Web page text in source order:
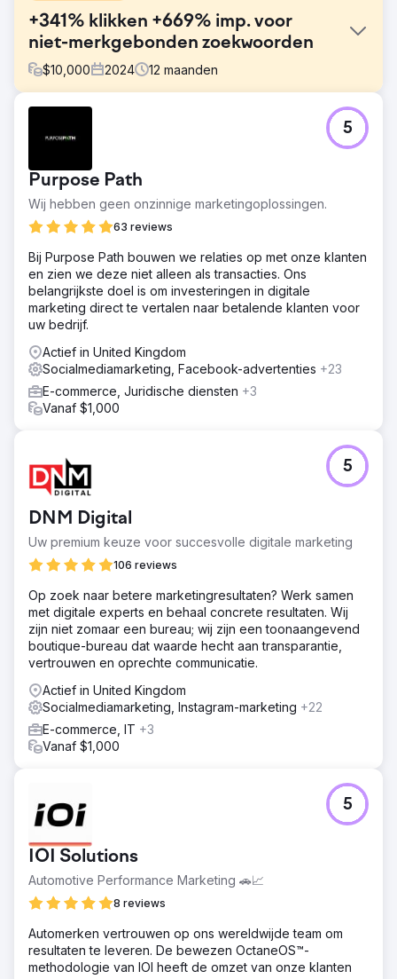
+341% klikken +669% imp. voor
niet-merkgebonden zoekwoorden
$10,000 2024 12 maanden
stimuleren, maar miste de SEO-basisprincipes. Een snelle
audit bracht ontbrekende redirects, slechte metadata,
crawldoelen met een lage waarde, niet-geoptimaliseerde
afbeeldingen en magere categoriecontent aan het licht.
We hebben ons gericht op het verbeteren van de on-site
SEO, het optimaliseren van afbeeldingen en het
verbeteren van categoriepagina's om de zichtbaarheid in
merkloze zoekopdrachten te vergroten.
Oplossing
We hebben een Semrush site audit uitgevoerd om
problemen zoals dubbele content, gebroken links, 404-
fouten en JavaScript-problemen op te lossen.
Concurrentieonderzoek bracht de belangrijkste
verkeersbronnen en best presterende zoekwoorden aan
het licht, met een focus op merkloze zoekopdrachten.
Position Tracking monitorde de zoekwoordrangschikking
schadelijke backlinks verwijderd om de spamscore van
de site te verlagen en de SEO-gezondheid te
verbeteren.
Resultaat
Kompozit Pazari publiceerde meer dan 50 SEO-
geoptimaliseerde categoriepagina's en meer dan 15
blogposts. Ondanks infrastructurele uitdagingen werden
veel technische problemen opgelost door voortdurende
communicatie. Dankzij consistente contentinspanningen
steeg de zichtbaarheid met 9,94%, de conversieratio met
2,89%, het aantal transacties met 93% en de omzet met
1188%.
Naar bureaupagina
Purpose Path
Wij hebben geen onzinnige marketingoplossingen.
63 reviews
5
Bij Purpose Path bouwen we relaties op met onze klanten
en zien we deze niet alleen als transacties. Ons
belangrijkste doel is om investeringen in digitale
marketing direct te vertalen naar betalende klanten voor
uw bedrijf.
Actief in United Kingdom
Socialmediamarketing, Facebook-advertenties +23
E-commerce, Juridische diensten +3
Vanaf $1,000
DNM Digital
Uw premium keuze voor succesvolle digitale marketing
106 reviews
5
Op zoek naar betere marketingresultaten? Werk samen
met digitale experts en behaal concrete resultaten. Wij
zijn niet zomaar een bureau; wij zijn een toonaangevend
boutique-bureau dat waarde hecht aan transparantie,
vertrouwen en oprechte communicatie.
Actief in United Kingdom
Socialmediamarketing, Instagram-marketing +22
E-commerce, IT +3
Vanaf $1,000
IOI Solutions
Automotive Performance Marketing 🚗📈
8 reviews
5
Automerken vertrouwen op ons wereldwijde team om
resultaten te leveren. De bewezen OctaneOS™-
methodologie van IOI heeft de omzet van onze klanten